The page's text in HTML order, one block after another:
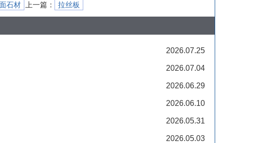
石材 上一篇： 拉丝板
2026.07.25
2026.07.04
2026.06.29
2026.06.10
2026.05.31
2026.05.03